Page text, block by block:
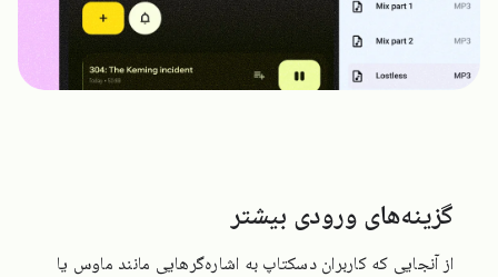
گزینه‌های ورودی بیشتر
از آنجایی که کاربران دسکتاپ به اشاره‌گرهایی مانند ماوس یا